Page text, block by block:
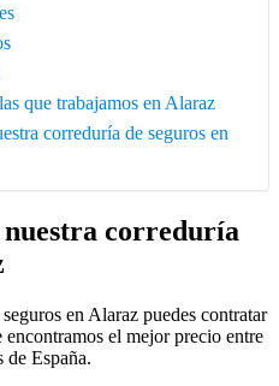
que trabajamos en Alaraz
correduría de seguros en
nuestra correduría
en Alaraz puedes contratar
encontramos el mejor precio entre
de España.